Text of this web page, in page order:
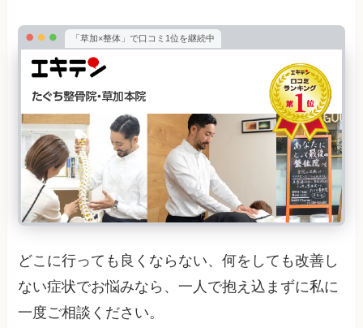
「草加×整体」で口コミ1位を継続中
どこに行っても良くならない、何をしても改善し
ない症状でお悩みなら、一人で抱え込まずに私に
一度ご相談ください。